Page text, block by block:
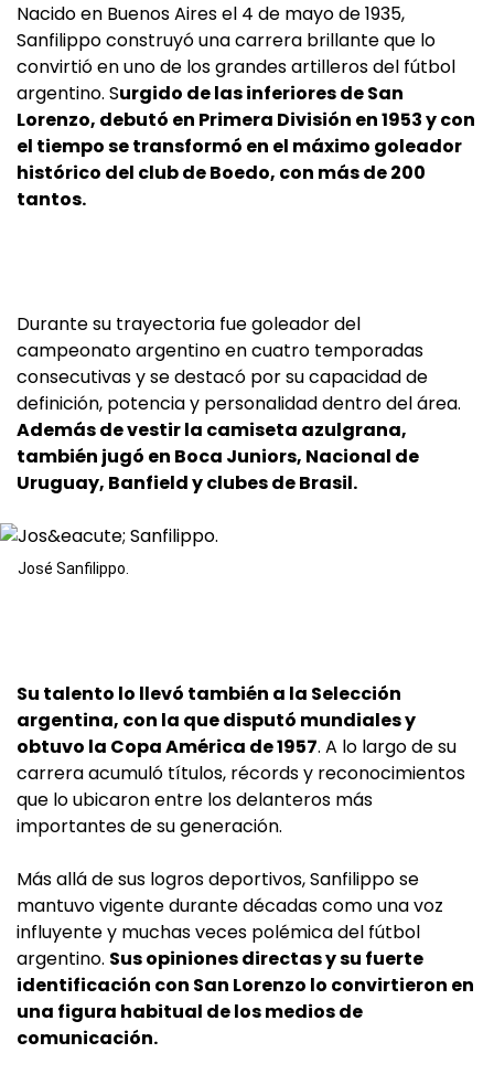
Nacido en Buenos Aires el 4 de mayo de 1935,
Sanfilippo construyó una carrera brillante que lo
convirtió en uno de los grandes artilleros del fútbol
argentino. Surgido de las inferiores de San
Lorenzo, debutó en Primera División en 1953 y con
el tiempo se transformó en el máximo goleador
histórico del club de Boedo, con más de 200
tantos.
Durante su trayectoria fue goleador del
campeonato argentino en cuatro temporadas
consecutivas y se destacó por su capacidad de
definición, potencia y personalidad dentro del área.
Además de vestir la camiseta azulgrana,
también jugó en Boca Juniors, Nacional de
Uruguay, Banfield y clubes de Brasil.
José Sanfilippo.
Su talento lo llevó también a la Selección
argentina, con la que disputó mundiales y
obtuvo la Copa América de 1957. A lo largo de su
carrera acumuló títulos, récords y reconocimientos
que lo ubicaron entre los delanteros más
importantes de su generación.
Más allá de sus logros deportivos, Sanfilippo se
mantuvo vigente durante décadas como una voz
influyente y muchas veces polémica del fútbol
argentino. Sus opiniones directas y su fuerte
identificación con San Lorenzo lo convirtieron en
una figura habitual de los medios de
comunicación.